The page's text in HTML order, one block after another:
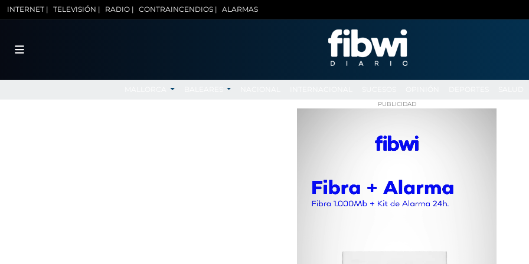
INTERNET | TELEVISIÓN | RADIO | CONTRAINCENDIOS | ALARMAS